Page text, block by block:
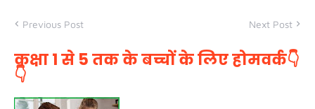
Previous Post Next Post
कक्षा 1 से 5 तक के बच्चों के लिए होमवर्क👇
👇